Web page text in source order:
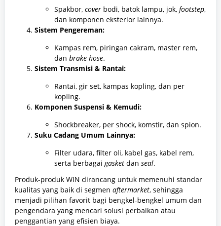
Spakbor, cover bodi, batok lampu, jok, footstep,
dan komponen eksterior lainnya.
Sistem Pengereman:
Kampas rem, piringan cakram, master rem,
dan brake hose.
Sistem Transmisi & Rantai:
Rantai, gir set, kampas kopling, dan per
kopling.
Komponen Suspensi & Kemudi:
Shockbreaker, per shock, komstir, dan spion.
Suku Cadang Umum Lainnya:
Filter udara, filter oli, kabel gas, kabel rem,
serta berbagaigasket dan seal.
Produk-produk WIN dirancang untuk memenuhi standar
kualitas yang baik di segmen aftermarket, sehingga
menjadi pilihan favorit bagi bengkel-bengkel umum dan
pengendara yang mencari solusi perbaikan atau
penggantian yang efisien biaya.